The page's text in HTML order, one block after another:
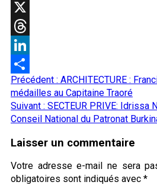
WhatsApp
X
Threads
LinkedIn
Partager
Navigation
d’article
Précédent : ARCHITECTURE :
médailles au Capitaine Traoré
Suivant : SECTEUR PRIVE: Idrissa
Conseil National du Patronat
Laisser un commentaire
Votre adresse e-mail ne sera
obligatoires sont indiqués avec *